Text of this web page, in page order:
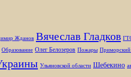
Жданов Вячеслав Гладков
Образование Олег Белозеров Пожары Приморский
Ульяновской области Шебекино